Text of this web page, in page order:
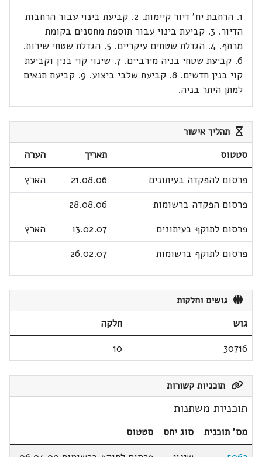
1. הרחבת יח' דיור קיימות. 2. קביעת בינוי עבור הרחבות
הדיור. 3. קביעת בינוי עבור תוספת מחסנים בקומת
מרתף. 4. הגדלת שטחים עיקריים. 5. הגדלת שטחי שירות.
6. קביעת שטחי בניה מירביים. 7. שינוי קוי בנין וקביעת
קוי בנין חדשים. 8. קביעת שלבי ביצוע. 9. קביעת תנאים
למתן היתר בניה.
תהליך אישור
סטטוס תאריך
הערה
פרסום להפקדה בעיתונים
21.08.06
הארץ
פרסום הפקדה ברשומות
28.08.06
פרסום לתוקף בעיתונים
13.02.07
הארץ
פרסום לתוקף ברשומות
26.02.07
גושים וחלקות
גוש
חלקה
30716
10
תוכניות קשורות
תוכניות משתנות
מס' תוכנית סוג יחס
סטטוס